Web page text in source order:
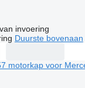
invoering
Duurste bovenaan